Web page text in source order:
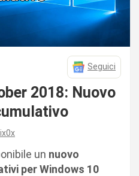
Seguici
2018: Nuovo
un nuovo
per Windows 10